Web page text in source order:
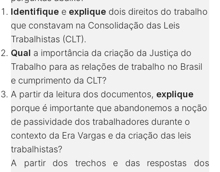
Identifique e explique dois direitos do trabalho
que constavam na Consolidação das Leis
Trabalhistas (CLT).
Qual a importância da criação da Justiça do
Trabalho para as relações de trabalho no Brasil
e cumprimento da CLT?
A partir da leitura dos documentos, explique
porque é importante que abandonemos a noção
de passividade dos trabalhadores durante o
contexto da Era Vargas e da criação das leis
trabalhistas?
A partir dos trechos e das respostas dos